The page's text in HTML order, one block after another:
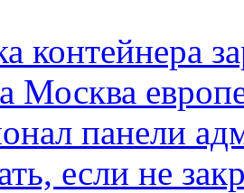
контейнера
Москва
панели
если не